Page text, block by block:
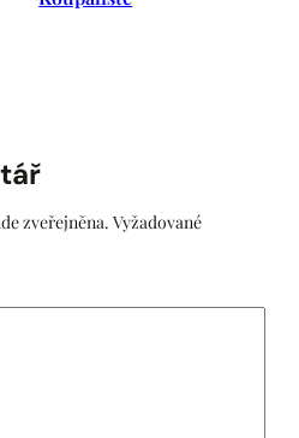
zveřejněna. Vyžadované